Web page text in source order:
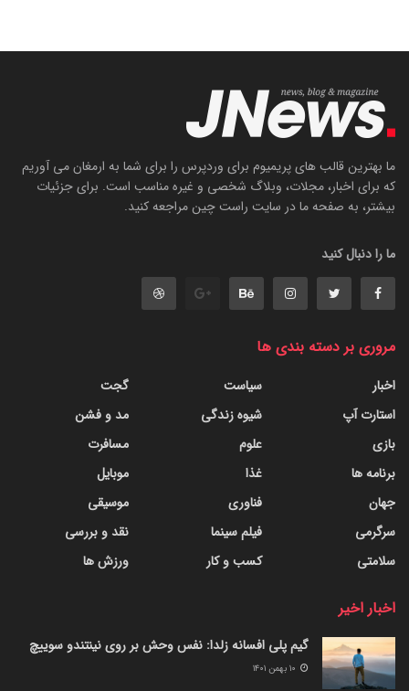
ما بهترین قالب های پریمیوم برای وردپرس را برای شما به ارمغان می آوریم
که برای اخبار، مجلات، وبلاگ شخصی و غیره مناسب است. برای جزئیات
بیشتر، به صفحه ما در سایت راست چین مراجعه کنید.
ما را دنبال کنید
مروری بر دسته بندی ها
اخبار
استارت آپ
بازی
برنامه ها
جهان
سرگرمی
سلامتی
سیاست
شیوه زندگی
علوم
غذا
فناوری
فیلم سینما
کسب و کار
گجت
مد و فشن
مسافرت
موبایل
موسیقی
نقد و بررسی
ورزش ها
اخبار اخیر
گیم پلی افسانه زلدا: نفس وحش بر روی نینتندو سوییچ